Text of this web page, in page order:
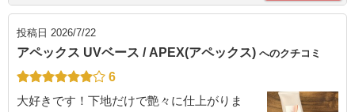
投稿日 2026/7/22
アペックス UVベース / APEX(アペックス) へのクチコミ
6
大好きです！下地だけで艶々に仕上がりま